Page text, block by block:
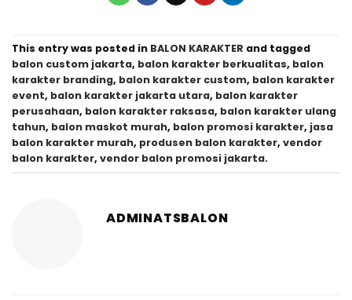
This entry was posted in BALON KARAKTER and tagged
balon custom jakarta, balon karakter berkualitas, balon
karakter branding, balon karakter custom, balon karakter
event, balon karakter jakarta utara, balon karakter
perusahaan, balon karakter raksasa, balon karakter ulang
tahun, balon maskot murah, balon promosi karakter, jasa
balon karakter murah, produsen balon karakter, vendor
balon karakter, vendor balon promosi jakarta.
ADMINATSBALON